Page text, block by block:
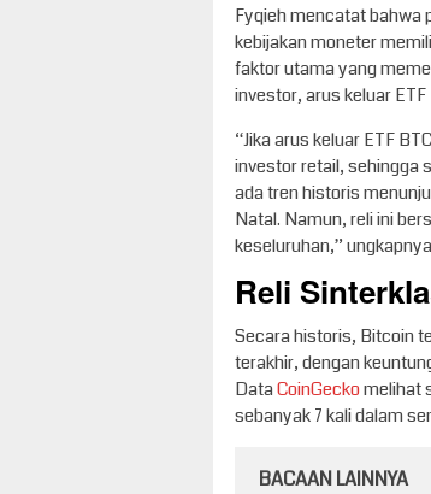
Fyqieh mencatat bahwa
kebijakan moneter
faktor utama yang
investor, arus keluar
“Jika arus keluar ETF
investor retail, sehingga
ada tren historis
Natal. Namun, reli ini
keseluruhan,”
Reli
Secara historis, Bitcoin
terakhir, dengan
DataCoinGeckomelihat
sebanyak 7 kali dalam
BACAAN LAINNYA